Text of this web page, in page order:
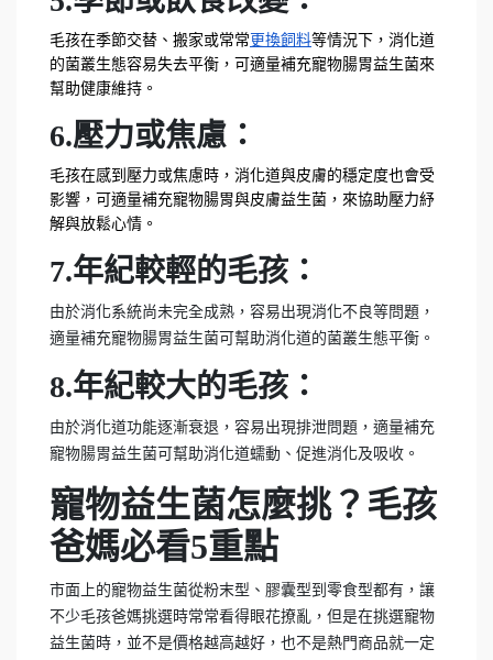
毛孩在季節交替、搬家或常常 更換飼料等情況下，消化道
的菌叢生態容易失去平衡，可適量補充寵物腸胃益生菌來
幫助健康維持。
6.壓力或焦慮：
毛孩在感到壓力或焦慮時，消化道與皮膚的穩定度也會受
影響，可適量補充寵物腸胃與皮膚益生菌，來協助壓力紓
解與放鬆心情。
7.年紀較輕的毛孩：
由於消化系統尚未完全成熟，容易出現消化不良等問題，
適量補充寵物腸胃益生菌可幫助消化道的菌叢生態平衡。
8.年紀較大的毛孩：
由於消化道功能逐漸衰退，容易出現排泄問題，適量補充
寵物腸胃益生菌可幫助消化道蠕動、促進消化及吸收。
寵物益生菌怎麼挑？毛孩
爸媽必看5重點
市面上的寵物益生菌從粉末型、膠囊型到零食型都有，讓
不少毛孩爸媽挑選時常常看得眼花撩亂，但是在挑選寵物
益生菌時，並不是價格越高越好，也不是熱門商品就一定